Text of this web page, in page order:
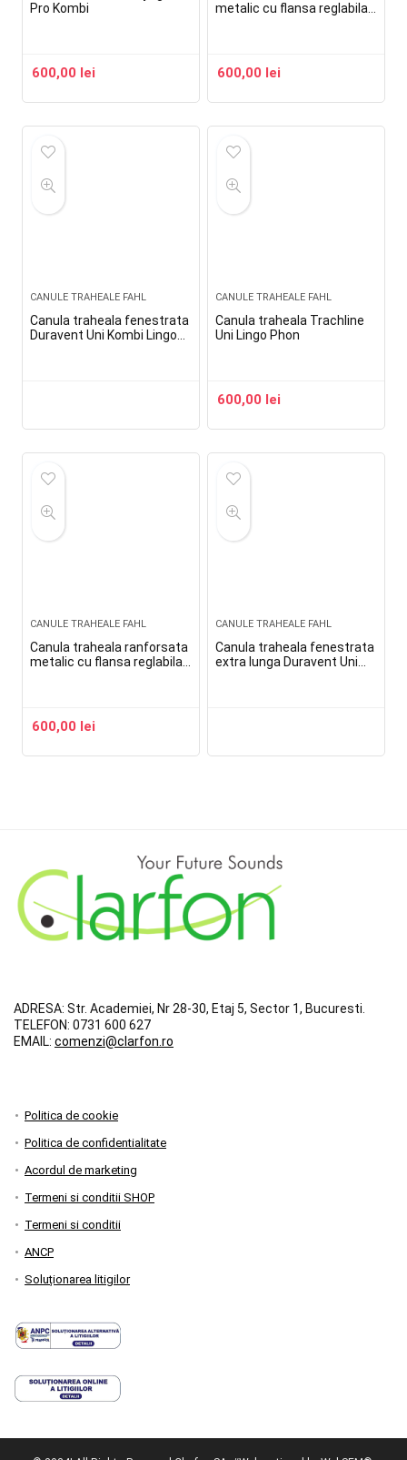
Pro Kombi
600,00 lei
metalic cu flansa reglabila
600,00 lei
CANULE TRAHEALE FAHL
Canula traheala fenestrata
Duravent Uni Kombi Lingo
CANULE TRAHEALE FAHL
Canula traheala Trachline
Uni Lingo Phon
600,00 lei
CANULE TRAHEALE FAHL
Canula traheala ranforsata
metalic cu flansa reglabila
600,00 lei
CANULE TRAHEALE FAHL
Canula traheala fenestrata
extra lunga Duravent Uni
ADRESA: Str. Academiei, Nr 28-30, Etaj 5, Sector 1, Bucuresti.
TELEFON: 0731 600 627
EMAIL: comenzi@clarfon.ro
Politica de cookie
Politica de confidentialitate
Acordul de marketing
Termeni si conditii SHOP
Termeni si conditii
ANCP
Soluționarea litigilor